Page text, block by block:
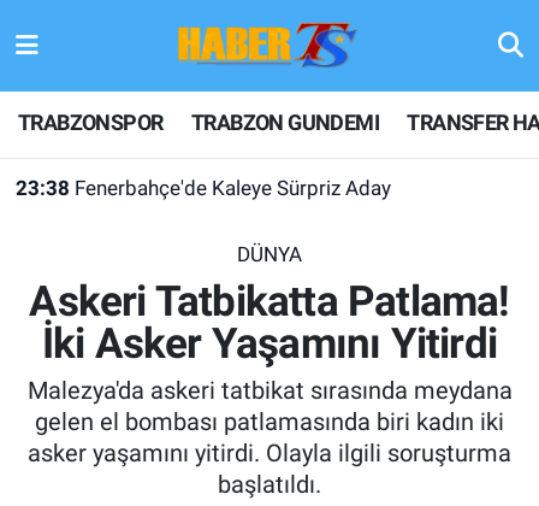
TRABZONSPOR TRABZON GUNDEMI TRANSFER
23:38 Fenerbahçe'de Kaleye Sürpriz Aday
DÜNYA
Askeri Tatbikatta Patlama!
İki Asker Yaşamını Yitirdi
Malezya'da askeri tatbikat sırasında meydana
gelen el bombası patlamasında biri kadın iki
asker yaşamını yitirdi. Olayla ilgili soruşturma
başlatıldı.
TRABZONSPOR
TRABZON GUNDEMI
KULİS MEYDANI
1461 TRABZON
FUTBOL
Hava Durumu
Trafik Durumu
Son Dakika Haberleri
Haber Arşivi